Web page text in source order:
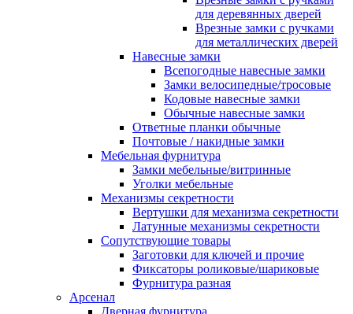
для деревянных дверей
Врезные замки с ручками
для металлических дверей
Навесные замки
Всепогодные навесные замки
Замки велосипедные/тросовые
Кодовые навесные замки
Обычные навесные замки
Ответные планки обычные
Почтовые / накидные замки
Мебельная фурнитура
Замки мебельные/витринные
Уголки мебельные
Механизмы секретности
Вертушки для механизма секретности
Латунные механизмы секретности
Сопутствующие товары
Заготовки для ключей и прочие
Фиксаторы роликовые/шариковые
Фурнитура разная
Арсенал